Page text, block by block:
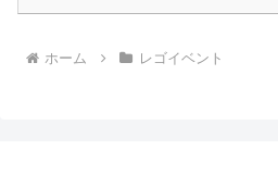
ホーム レゴイベント